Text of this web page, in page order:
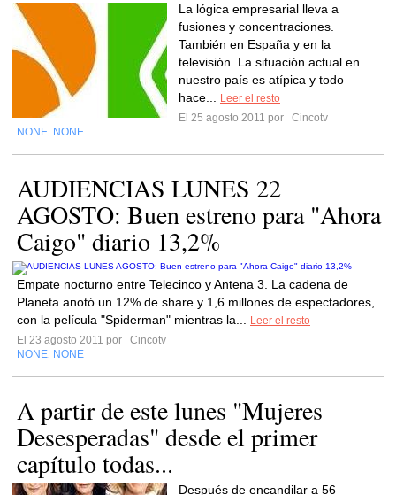
La lógica empresarial lleva a
fusiones y concentraciones.
También en España y en la
televisión. La situación actual en
nuestro país es atípica y todo
hace...
Leer el resto
El 25 agosto 2011 por
Cincotv
NONE NONE
AUDIENCIAS LUNES 22
AGOSTO: Buen estreno para "Ahora
Caigo" diario 13,2%
Empate nocturno entre Telecinco y Antena 3. La cadena de
Planeta anotó un 12% de share y 1,6 millones de espectadores,
con la película "Spiderman" mientras la...
Leer el resto
El 23 agosto 2011 por
Cincotv
NONE NONE
A partir de este lunes "Mujeres
Desesperadas" desde el primer
capítulo todas...
Después de encandilar a 56